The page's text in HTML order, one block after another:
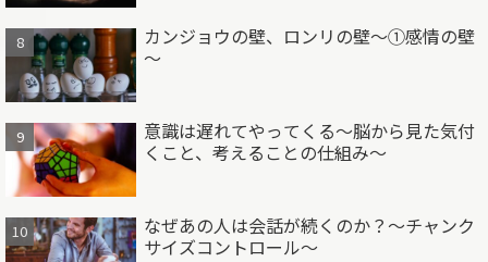
カンジョウの壁、ロンリの壁～①感情の壁
～
意識は遅れてやってくる～脳から見た気付
くこと、考えることの仕組み～
なぜあの人は会話が続くのか？～チャンク
サイズコントロール～